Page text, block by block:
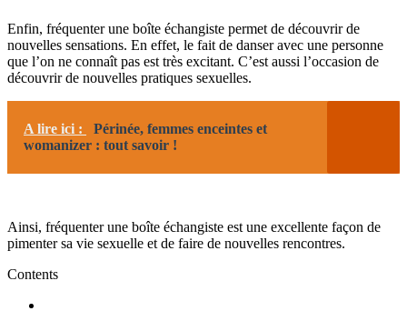
Enfin, fréquenter une boîte échangiste permet de découvrir de
nouvelles sensations. En effet, le fait de danser avec une personne
que l’on ne connaît pas est très excitant. C’est aussi l’occasion de
découvrir de nouvelles pratiques sexuelles.
A lire ici :
Périnée, femmes enceintes et
womanizer : tout savoir !
Ainsi, fréquenter une boîte échangiste est une excellente façon de
pimenter sa vie sexuelle et de faire de nouvelles rencontres.
Contents